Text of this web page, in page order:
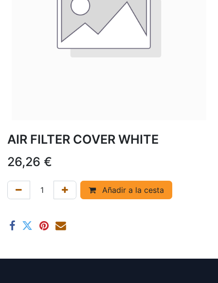
AIR FILTER COVER WHITE
26,26 €
Añadir a la cesta